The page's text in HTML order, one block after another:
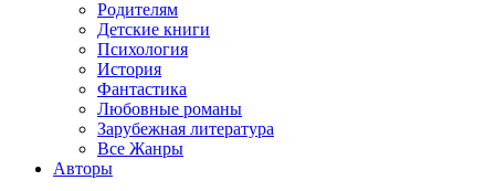
Родителям
Детские книги
Психология
История
Фантастика
Любовные романы
Зарубежная литература
Все Жанры
Авторы